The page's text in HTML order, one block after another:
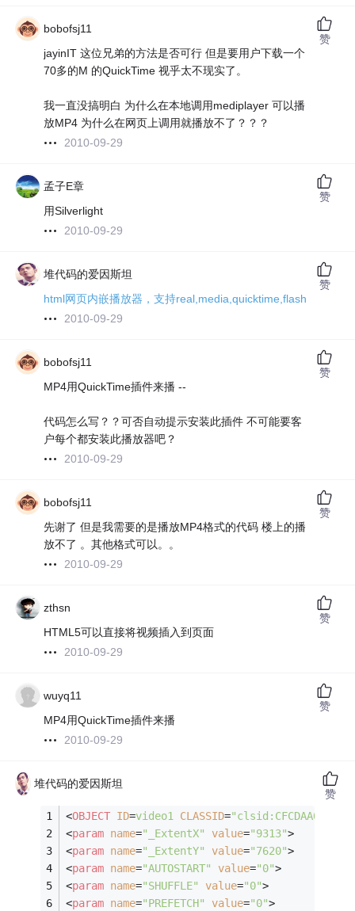
bobofsj11
jayinIT 这位兄弟的方法是否可行 但是要用户下载一个
70多的M 的QuickTime 视乎太不现实了。
我一直没搞明白 为什么在本地调用mediplayer 可以播
放MP4 为什么在网页上调用就播放不了？？？
2010-09-29
赞
孟子E章
用Silverlight
2010-09-29
赞
堆代码的爱因斯坦
html网页内嵌播放器，支持real,media,quicktime,flash
2010-09-29
赞
bobofsj11
MP4用QuickTime插件来播 --
代码怎么写？？可否自动提示安装此插件 不可能要客
户每个都安装此播放器吧？
2010-09-29
赞
bobofsj11
先谢了 但是我需要的是播放MP4格式的代码 楼上的播
放不了 。其他格式可以。。
2010-09-29
赞
zthsn
HTML5可以直接将视频插入到页面
2010-09-29
赞
wuyq11
MP4用QuickTime插件来播
2010-09-29
赞
堆代码的爱因斯坦
<OBJECT ID=video1 CLASSID="clsid:CFCDAA03-
<param name="_ExtentX" value="9313">
<param name="_ExtentY" value="7620">
<param name="AUTOSTART" value="0">
<param name="SHUFFLE" value="0">
<param name="PREFETCH" value="0">
赞